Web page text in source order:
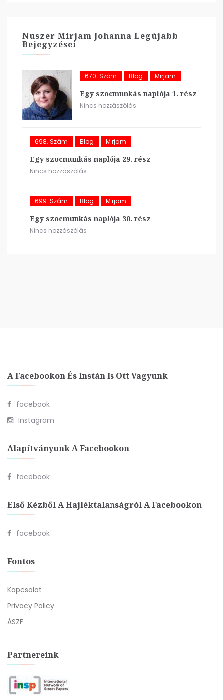
Nuszer Mirjam Johanna Legújabb
Bejegyzései
670. Szám Blog Mirjam
Egy szocmunkás naplója 1. rész
Nincs hozzászólás
698. Szám Blog Mirjam
Egy szocmunkás naplója 29. rész
Nincs hozzászólás
699. Szám Blog Mirjam
Egy szocmunkás naplója 30. rész
Nincs hozzászólás
A Facebookon És Instán Is Ott Vagyunk
facebook
Instagram
Alapítványunk A Facebookon
facebook
Első Kézből A Hajléktalanságról A Facebookon
facebook
Fontos
Kapcsolat
Privacy Policy
ÁSZF
Partnereink